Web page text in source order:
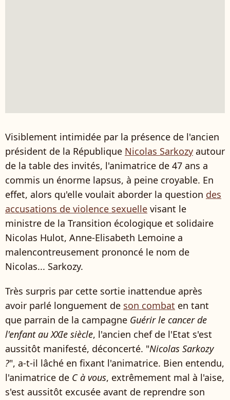
Visiblement intimidée par la présence de l'ancien
président de la République Nicolas Sarkozy autour
de la table des invités, l'animatrice de 47 ans a
commis un énorme lapsus, à peine croyable. En
effet, alors qu'elle voulait aborder la question des
accusations de violence sexuelle visant le
ministre de la Transition écologique et solidaire
Nicolas Hulot, Anne-Elisabeth Lemoine a
malencontreusement prononcé le nom de
Nicolas... Sarkozy.
Très surpris par cette sortie inattendue après
avoir parlé longuement de son combat en tant
que parrain de la campagne Guérir le cancer de
l'enfant au XXIe siècle, l'ancien chef de l'Etat s'est
aussitôt manifesté, déconcerté. "Nicolas Sarkozy
?", a-t-il lâché en fixant l'animatrice. Bien entendu,
l'animatrice de C à vous, extrêmement mal à l'aise,
s'est aussitôt excusée avant de reprendre son